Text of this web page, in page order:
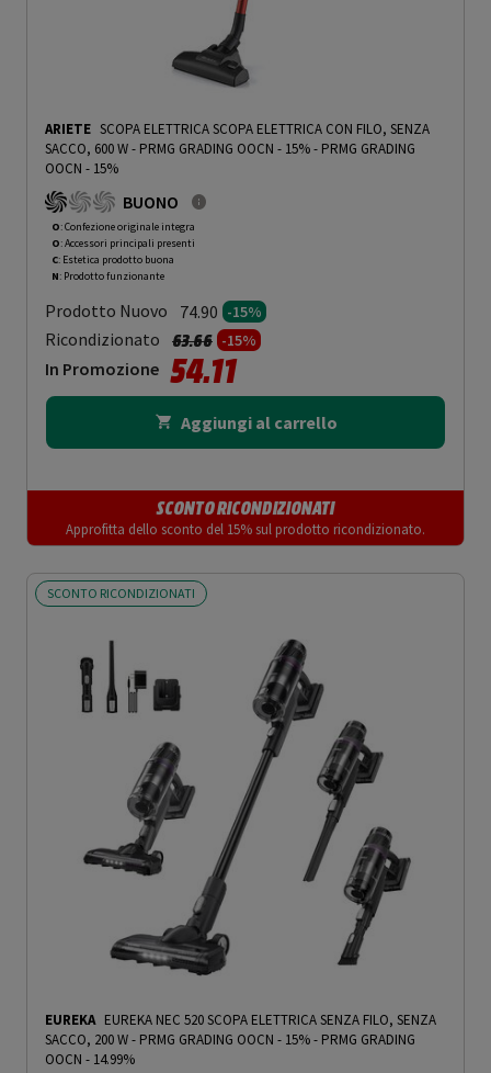
ARIETE SCOPA ELETTRICA SCOPA ELETTRICA CON FILO, SENZA
SACCO, 600 W - PRMG GRADING OOCN - 15%- PRMG GRADING
OOCN - 15%
BUONO
O: Confezione originale integra
O: Accessori principali presenti
C: Estetica prodotto buona
N: Prodotto funzionante
Prodotto Nuovo 74.90 -15%
Ricondizionato Prezzo ridotto da
63.66a-15%
In Promozione 54.11
Aggiungi al carrello
SCONTO RICONDIZIONATI
Approfitta dello sconto del 15% sul prodotto ricondizionato.
SCONTO RICONDIZIONATI
EUREKA EUREKA NEC 520 SCOPA ELETTRICA SENZA FILO, SENZA
SACCO, 200 W - PRMG GRADING OOCN - 15%- PRMG GRADING
OOCN - 14.99%